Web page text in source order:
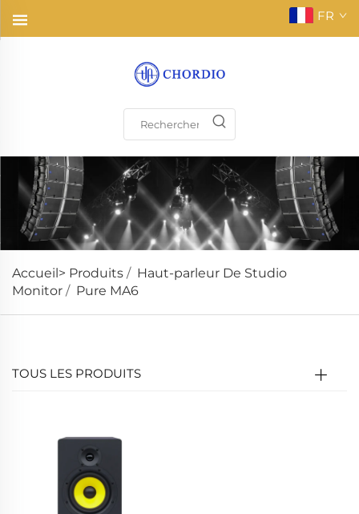
FR
Accueil> Produits / Haut-parleur De Studio
Monitor / Pure MA6
TOUS LES PRODUITS